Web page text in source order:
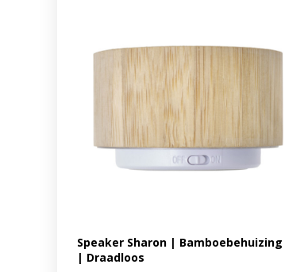
Speaker Sharon | Bamboebehuizing
| Draadloos